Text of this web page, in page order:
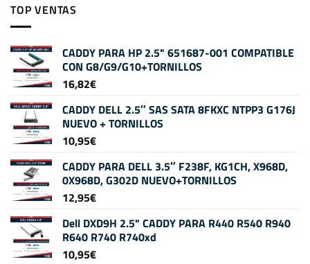
TOP VENTAS
CADDY PARA HP 2.5" 651687-001 COMPATIBLE
CON G8/G9/G10+TORNILLOS
16,82€
CADDY DELL 2.5″ SAS SATA 8FKXC NTPP3 G176J
NUEVO + TORNILLOS
10,95€
CADDY PARA DELL 3.5″ F238F, KG1CH, X968D,
0X968D, G302D NUEVO+TORNILLOS
12,95€
Dell DXD9H 2.5" CADDY PARA R440 R540 R940
R640 R740 R740xd
10,95€